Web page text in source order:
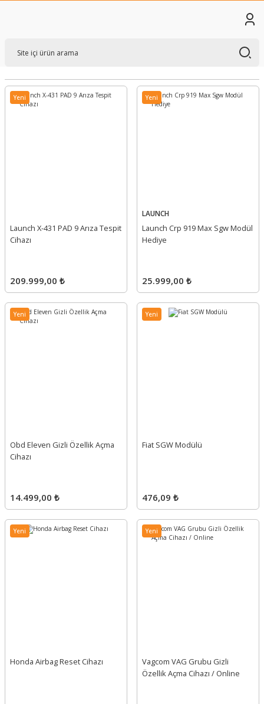
Yeni
Launch X-431 PAD 9 Arıza Tespit
Cihazı
209.999,00 ₺
Yeni
LAUNCH
Launch Crp 919 Max Sgw Modül
Hediye
25.999,00 ₺
Yeni
Obd Eleven Gizli Özellik Açma
Cihazı
14.499,00 ₺
Yeni
Fiat SGW Modülü
476,09 ₺
Yeni
Honda Airbag Reset Cihazı
Yeni
Vagcom VAG Grubu Gizli
Özellik Açma Cihazı / Online